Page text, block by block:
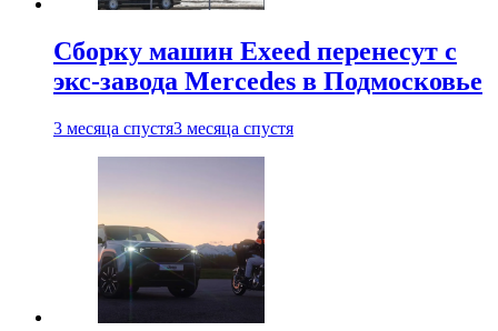
Сборку машин Exeed перенесут с
экс-завода Mercedes в Подмосковье
3 месяца спустя3 месяца спустя